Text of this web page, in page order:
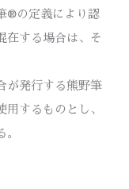
®の定義により認
在する場合は、そ
が発行する熊野筆
するものとし、